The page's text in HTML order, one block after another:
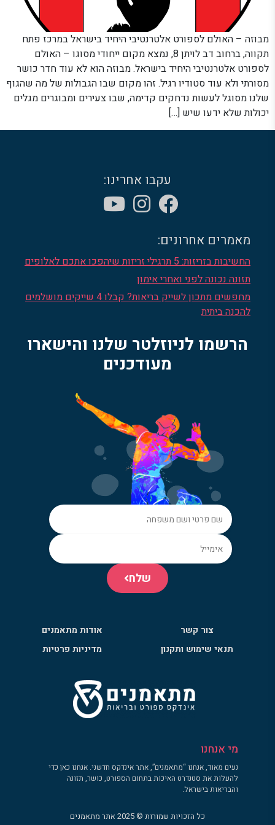
מבוזה – האולם לספורט אלטרנטיבי היחיד בישראל במרכז פתח
תקווה, ברחוב דב לויתן 8, נמצא מקום ייחודי מסוגו – האולם
לספורט אלטרנטיבי היחיד בישראל. מבוזה הוא לא עוד חדר כושר
מסורתי ולא עוד סטודיו רגיל. זהו מקום שבו הגבולות של מה שהגוף
שלנו מסוגל לעשות נדחקים קדימה, שבו צעירים ומבוגרים מגלים
יכולות שלא ידעו שיש […]
עקבו אחרינו:
מאמרים אחרונים:
החשיבות בזריזות: 5 תרגילי זריזות שיהפכו אתכם לאלופים
תזונה נכונה לפני ואחרי אימון
מחפשים מתכון לשייק בריאות? קבלו 4 שייקים מושלמים
להכנה ביתית
הרשמו לניוזלטר שלנו והישארו
מעודכנים
שלח
צור קשר
אודות מתאמנים
תנאי שימוש ותקנון
מדיניות פרטיות
מי אנחנו
נעים מאוד, אנחנו “מתאמנים”, אתר אינדקס חדשני. אנחנו כאן כדי
להעלות את סטנדרט האיכות בתחום הספורט, כושר, תזונה
והבריאות בישראל.
כל הזכויות שמורות © 2025 אתר מתאמנים